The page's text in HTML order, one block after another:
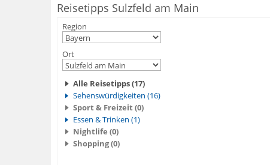
Reisetipps Sulzfeld am Main
Region
Ort
Alle Reisetipps (17)
Sehenswürdigkeiten (16)
Sport & Freizeit (0)
Essen & Trinken (1)
Nightlife (0)
Shopping (0)